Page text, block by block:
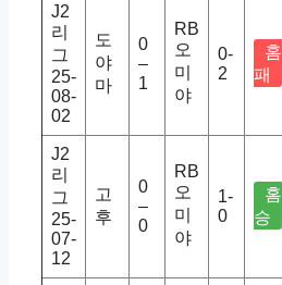
J2
리
그
25-
08-
02
도
야
마
0
–
1
RB
오
미
야
0-
2
홈
패
J2
리
그
25-
07-
12
고
후
0
–
0
RB
오
미
야
1-
0
홈
승